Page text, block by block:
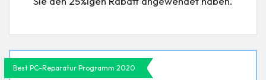
Best PC-Reparatur Programm 2020